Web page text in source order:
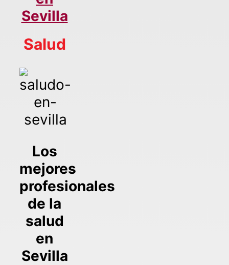
Sevilla
Salud
Los
mejores
profesionales
de la
salud
en
Sevilla